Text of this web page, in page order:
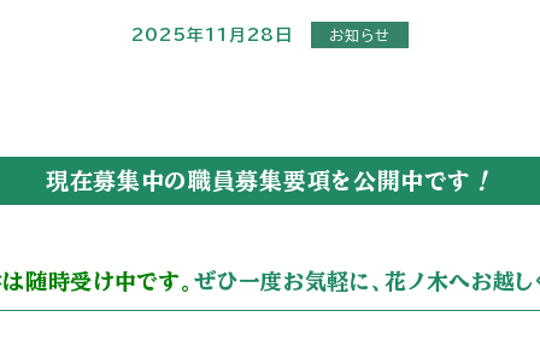
2025年11月28日 お知らせ
現在募集中の職員募集要項を公開中です ！
随時受け中です。ぜひ一度お気軽に、花ノ木へお越し